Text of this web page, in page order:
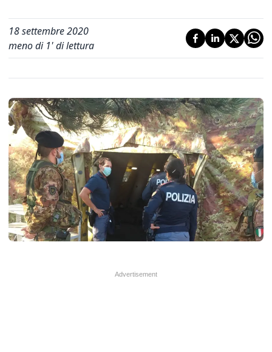
18 settembre 2020
meno di 1' di lettura